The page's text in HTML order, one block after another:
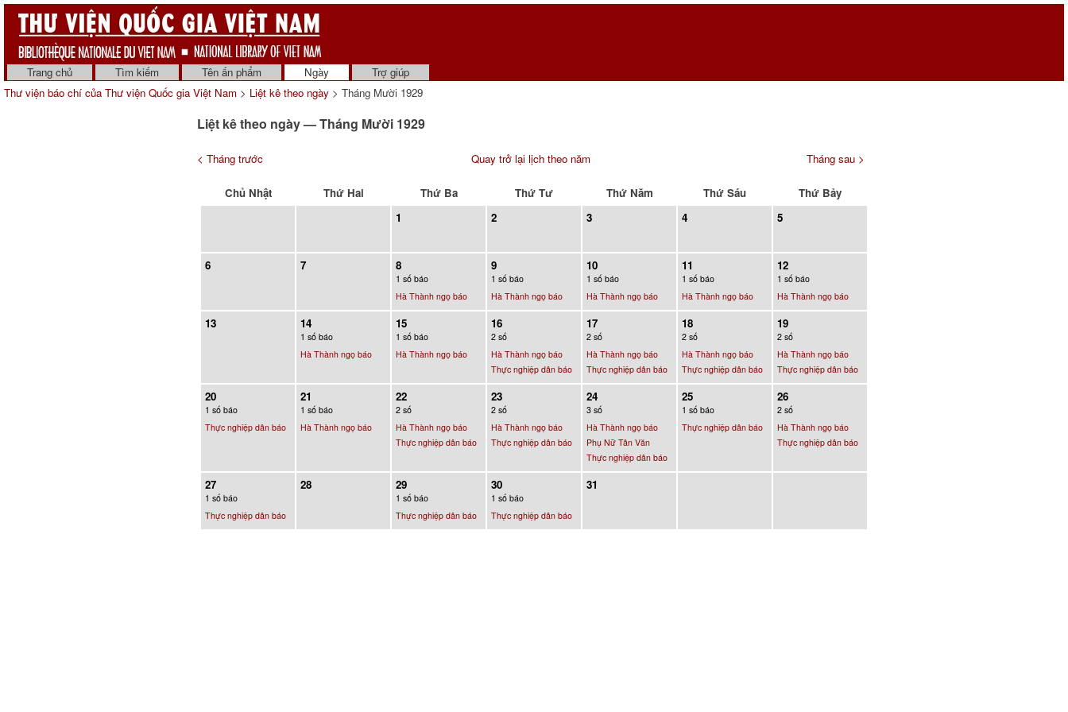
Trang chủ Tìm kiếm Tên ấn phẩm Ngày
Trợ giúp
Thư viện báo chí của Thư viện Quốc gia Việt Nam > Liệt kê theo ngày > Tháng Mười 1929
Liệt kê theo ngày — Tháng Mười 1929
< Tháng trước Quay trở lại lịch theo năm Tháng sau >
Chủ Nhật Thứ Hai Thứ Ba Thứ Tư Thứ Năm Thứ Sáu
Thứ Bảy
1
2 3 4 5
6 7 8
1 số báo
Hà Thành ngọ báo
9
1 số báo
Hà Thành ngọ báo
10
1 số báo
Hà Thành ngọ báo
11
1 số báo
Hà Thành ngọ báo
12
1 số báo
Hà Thành ngọ báo
13 14
1 số báo
Hà Thành ngọ báo
15
1 số báo
Hà Thành ngọ báo
16
2 số
Hà Thành ngọ báo
Thực nghiệp dân báo
17
2 số
Hà Thành ngọ báo
Thực nghiệp dân báo
18
2 số
Hà Thành ngọ báo
Thực nghiệp dân báo
19
2 số
Hà Thành ngọ báo
Thực nghiệp dân báo
20
1 số báo
Thực nghiệp dân báo
21
1 số báo
Hà Thành ngọ báo
22
2 số
Hà Thành ngọ báo
Thực nghiệp dân báo
23
2 số
Hà Thành ngọ báo
Thực nghiệp dân báo
24
3 số
Hà Thành ngọ báo
Phụ Nữ Tân Văn
Thực nghiệp dân báo
25
1 số báo
Thực nghiệp dân báo
26
2 số
Hà Thành ngọ báo
Thực nghiệp dân báo
27
1 số báo
Thực nghiệp dân báo
28 29
1 số báo
Thực nghiệp dân báo
30
1 số báo
Thực nghiệp dân báo
31